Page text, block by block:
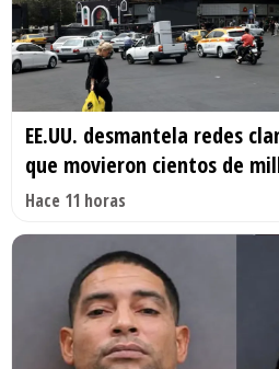
EE.UU. desmantela redes
que movieron cientos de
Hace 11 horas